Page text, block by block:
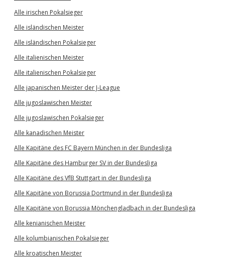
Alle irischen Pokalsieger
Alle isländischen Meister
Alle isländischen Pokalsieger
Alle italienischen Meister
Alle italienischen Pokalsieger
Alle japanischen Meister der J-League
Alle jugoslawischen Meister
Alle jugoslawischen Pokalsieger
Alle kanadischen Meister
Alle Kapitäne des FC Bayern München in der Bundesliga
Alle Kapitäne des Hamburger SV in der Bundesliga
Alle Kapitäne des VfB Stuttgart in der Bundesliga
Alle Kapitäne von Borussia Dortmund in der Bundesliga
Alle Kapitäne von Borussia Mönchengladbach in der Bundesliga
Alle kenianischen Meister
Alle kolumbianischen Pokalsieger
Alle kroatischen Meister